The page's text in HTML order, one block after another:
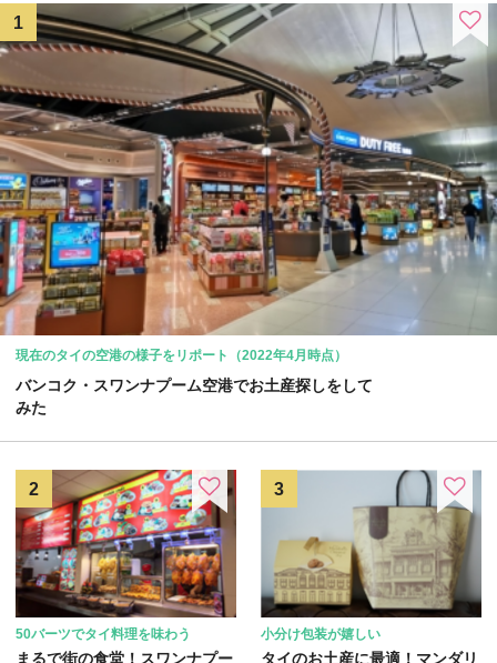
現在のタイの空港の様子をリポート（2022年4月時点）
バンコク・スワンナプーム空港でお土産探しをして
みた
50バーツでタイ料理を味わう
まるで街の食堂！スワンナプー
小分け包装が嬉しい
タイのお土産に最適！マンダリ